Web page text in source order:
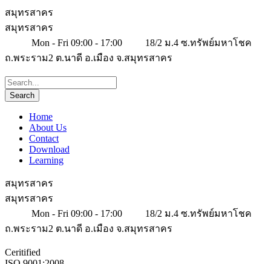
สมุทรสาคร
สมุทรสาคร
Mon - Fri 09:00 - 17:00
18/2 ม.4 ซ.ทรัพย์มหาโชค
ถ.พระราม2 ต.นาดี อ.เมือง จ.สมุทรสาคร
Home
About Us
Contact
Download
Learning
สมุทรสาคร
สมุทรสาคร
Mon - Fri 09:00 - 17:00
18/2 ม.4 ซ.ทรัพย์มหาโชค
ถ.พระราม2 ต.นาดี อ.เมือง จ.สมุทรสาคร
Ceritified